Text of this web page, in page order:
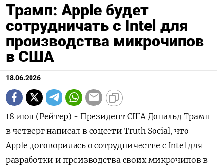
Трамп: Apple будет
сотрудничать с Intel для
производства микрочипов
в США
18.06.2026
18 июн (Рейтер) - Президент США Дональд Трамп
в ‌четверг написал в соцсети Truth Social, ​что ​
Apple договорилась о ​сотрудничестве с ⁠Intel ‌для
разработки ‌и производства своих микрочипов в ​